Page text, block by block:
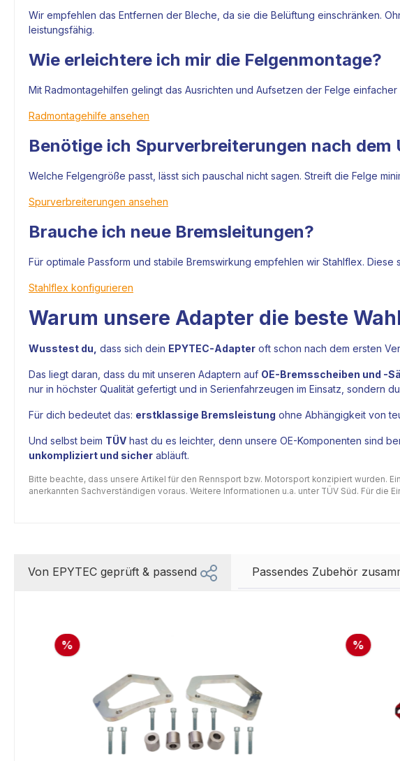
Wir empfehlen das Entfernen der Bleche, da sie die Belüftung einschränken.
leistungsfähig.
Wie erleichtere ich mir die Felgenmontage?
Mit Radmontagehilfen gelingt das Ausrichten und Aufsetzen der Felge
Radmontagehilfe ansehen
Benötige ich Spurverbreiterungen nach dem
Welche Felgengröße passt, lässt sich pauschal nicht sagen. Streift die Felge
Spurverbreiterungen ansehen
Brauche ich neue Bremsleitungen?
Für optimale Passform und stabile Bremswirkung empfehlen wir Stahlflex.
Stahlflex konfigurieren
Warum unsere Adapter die beste
Wusstest du, dass sich dein EPYTEC-Adapter oft schon nach dem ersten
Das liegt daran, dass du mit unseren Adaptern auf OE-Bremsscheiben und -
nur in höchster Qualität gefertigt und in Serienfahrzeugen im Einsatz, sondern
Für dich bedeutet das: erstklassige Bremsleistung ohne Abhängigkeit von
Und selbst beim TÜV hast du es leichter, denn unsere OE-Komponenten sind
unkompliziert und sicher abläuft.
Bitte beachte, dass unsere Artikel für den Rennsport bzw. Motorsport konzipiert wurden.
anerkannten Sachverständigen voraus. Weitere Informationen u.a. unter TÜV Süd. Für
Von EPYTEC geprüft & passend Passendes Zubehör
% %